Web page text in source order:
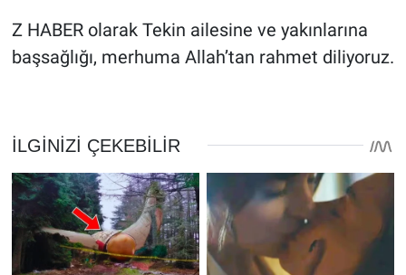
Z HABER olarak Tekin ailesine ve yakınlarına
başsağlığı, merhuma Allah’tan rahmet diliyoruz.